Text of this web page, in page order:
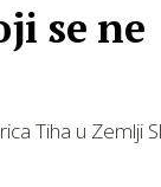
se ne
Tiha u Zemlji